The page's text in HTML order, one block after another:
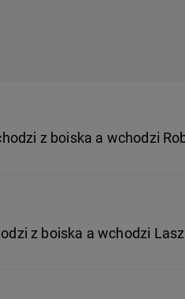
z boiska a wchodzi
z boiska a wchodzi